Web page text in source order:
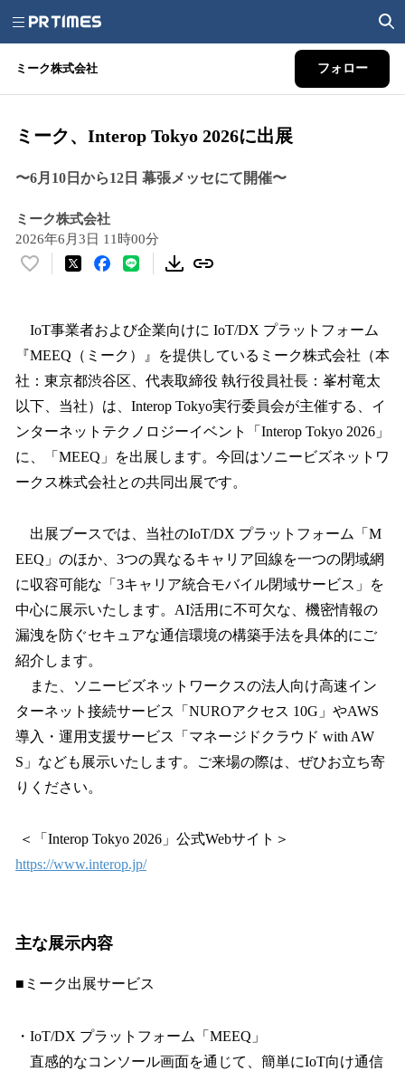
ミーク株式会社 フォロー
ミーク、Interop Tokyo 2026に出展
〜6月10日から12日 幕張メッセにて開催〜
ミーク株式会社
2026年6月3日 11時00分
い
！
数
読
み
込
み
中
で
IoT事業者および企業向けに IoT/DX プラットフォーム
『MEEQ（ミーク）』を提供しているミーク株式会社（本
社：東京都渋谷区、代表取締役 執行役員社長：峯村竜太
以下、当社）は、Interop Tokyo実行委員会が主催する、イ
ンターネットテクノロジーイベント「Interop Tokyo 2026」
に、「MEEQ」を出展します。今回はソニービズネットワ
ークス株式会社との共同出展です。
出展ブースでは、当社のIoT/DX プラットフォーム「M
EEQ」のほか、3つの異なるキャリア回線を一つの閉域網
に収容可能な「3キャリア統合モバイル閉域サービス」を
中心に展示いたします。AI活用に不可欠な、機密情報の
漏洩を防ぐセキュアな通信環境の構築手法を具体的にご
紹介します。
また、ソニービズネットワークスの法人向け高速イン
ターネット接続サービス「NUROアクセス 10G」やAWS
導入・運用支援サービス「マネージドクラウド with AW
S」なども展示いたします。ご来場の際は、ぜひお立ち寄
りください。
＜「Interop Tokyo 2026」公式Webサイト＞
https://www.interop.jp/
主な展示内容
■ミーク出展サービス
・IoT/DX プラットフォーム「MEEQ」
直感的なコンソール画面を通じて、簡単にIoT向け通信